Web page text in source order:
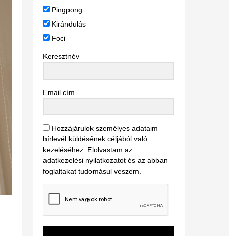
Pingpong
Kirándulás
Foci
Keresztnév
Email cím
Hozzájárulok személyes adataim
hírlevél küldésének céljából való
kezeléséhez. Elolvastam az
adatkezelési nyilatkozatot és az abban
foglaltakat tudomásul veszem.